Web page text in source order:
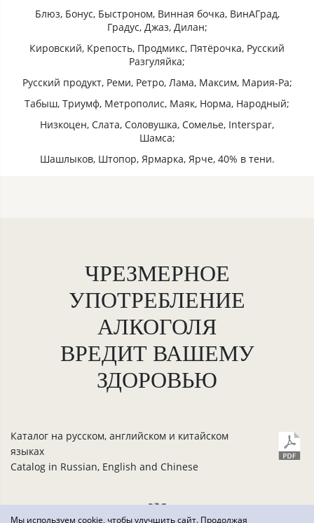
Блюз, Бонус, Быстроном, Винная бочка, ВинАГрад,
Градус, Джаз, Дилан;
Кировский, Крепость, Продмикс, Пятёрочка, Русский
Разгуляйка;
Русский продукт, Реми, Ретро, Лама, Максим, Мария-Ра;
Табыш, Триумф, Метрополис, Маяк, Норма, Народный;
Низкоцен, Слата, Соловушка, Сомелье, Interspar,
Шамса;
Шашлыков, Штопор, Ярмарка, Ярче, 40% в тени.
ЧРЕЗМЕРНОЕ
УПОТРЕБЛЕНИЕ
АЛКОГОЛЯ
ВРЕДИТ ВАШЕМУ
ЗДОРОВЬЮ
Каталог на русском, английском и китайском
языках
Catalog in Russian, English and Chinese
Мы используем cookie, чтобы улучшить сайт. Продолжая